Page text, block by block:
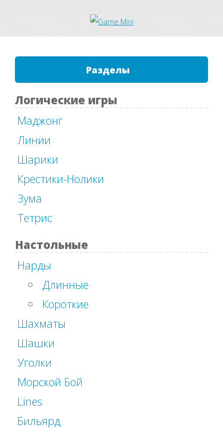
Разделы
Логические игры
Маджонг
Линии
Шарики
Крестики-Нолики
Зума
Тетрис
Настольные
Нарды
Длинные
Короткие
Шахматы
Шашки
Уголки
Морской Бой
Lines
Бильярд